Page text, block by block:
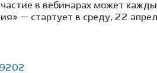
в вебинарах может
— стартует в среду, 22